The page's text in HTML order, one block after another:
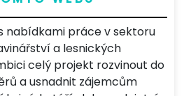
nabídkami práce v sektoru
a lesnických
celý projekt rozvinout do
a usnadnit zájemcům